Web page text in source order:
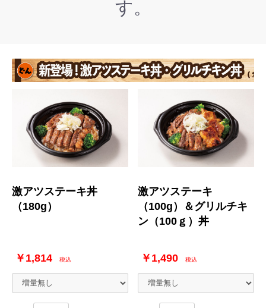
す。
激アツステーキ丼
（180g）
￥1,814 税込
激アツステーキ
（100g）＆グリルチキ
ン（100ｇ）丼
￥1,490 税込